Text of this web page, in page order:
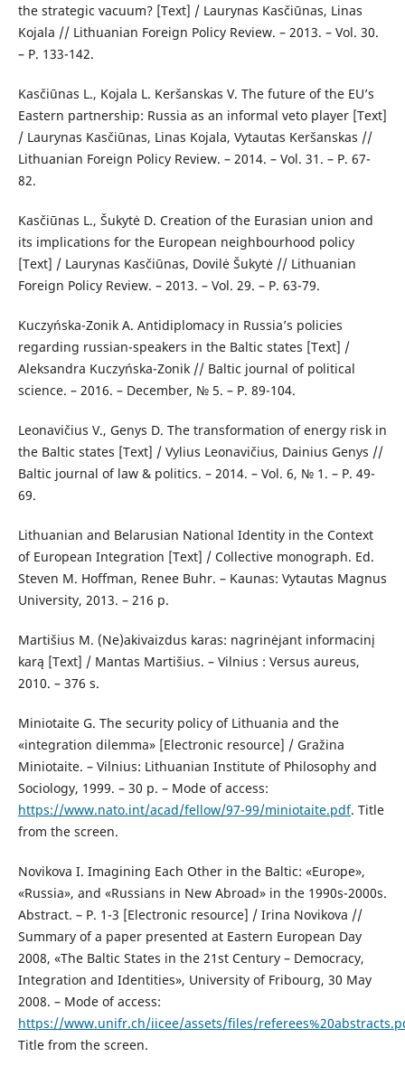
the strategic vacuum? [Text] / Laurynas Kasčiūnas, Linas
Kojala // Lithuanian Foreign Policy Review. – 2013. – Vol. 30.
– Р. 133-142.
Kasčiūnas L., Kojala L. Keršanskas V. The future of the EU’s
Eastern partnership: Russia as an informal veto player [Text]
/ Laurynas Kasčiūnas, Linas Kojala, Vytautas Keršanskas //
Lithuanian Foreign Policy Review. – 2014. – Vol. 31. – Р. 67-
82.
Kasčiūnas L., Šukytė D. Creation of the Eurasian union and
its implications for the European neighbourhood policy
[Text] / Laurynas Kasčiūnas, Dovilė Šukytė // Lithuanian
Foreign Policy Review. – 2013. – Vol. 29. – Р. 63-79.
Kuczyńska-Zonik А. Antidiplomacy in Russia’s policies
regarding russian-speakers in the Baltic states [Text] /
Аleksandra Kuczyńska-Zonik // Baltic journal of political
science. – 2016. – December, № 5. – Р. 89-104.
Leonavičius V., Genys D. The transformation of energy risk in
the Baltic states [Text] / Vylius Leonavičius, Dainius Genys //
Baltic journal of law & politics. – 2014. – Vol. 6, № 1. – Р. 49-
69.
Lithuanian and Belarusian National Identity in the Context
of European Integration [Text] / Collective monograph. Ed.
Steven M. Hoffman, Renee Buhr. – Kaunas: Vytautas Magnus
University, 2013. – 216 p.
Martišius M. (Ne)akivaizdus karas: nagrinėjant informacinį
karą [Text] / Mantas Martišius. – Vilnius : Versus aureus,
2010. – 376 s.
Miniotaite G. The security policy of Lithuania and the
«integration dilemma» [Electronic resource] / Gražina
Miniotaite. – Vilnius: Lithuanian Institute of Philosophy and
Sociology, 1999. – 30 р. – Mode of access:
https://www.nato.int/acad/fellow/97-99/miniotaite.pdf. Title
from the screen.
Novikova I. Imagining Each Other in the Baltic: «Europe»,
«Russia», and «Russians in New Abroad» in the 1990s-2000s.
Abstract. – Р. 1-3 [Electronic resource] / Irina Novikova //
Summary of a paper presented at Eastern European Day
2008, «The Baltic States in the 21st Century – Democracy,
Integration and Identities», University of Fribourg, 30 May
2008. – Mode of access:
https://www.unifr.ch/iicee/assets/files/
Title from the screen.